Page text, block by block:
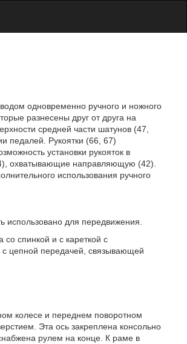
одновременно ручного и ножного
разнесены друг от друга на
средней части шатунов (47,
педалей. Рукоятки (66, 67)
установки рукояток в
охватывающие направляющую (42).
использования ручного
использовано для передвижения.
спинкой и с кареткой с
цепной передачей, связывающей
колесе и переднем поворотном
Эта ось закреплена консольно
рулем на конце. К раме в